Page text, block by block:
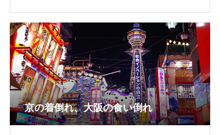
京の着倒れ、大阪の食い倒れ